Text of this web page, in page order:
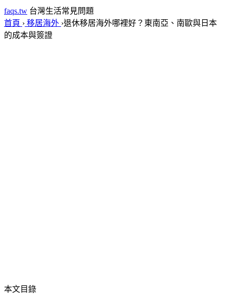
faqs.tw 台灣生活常見問題
首頁 › 移居海外 ›退休移居海外哪裡好？東南亞、南歐與日本
的成本與簽證
本文目錄